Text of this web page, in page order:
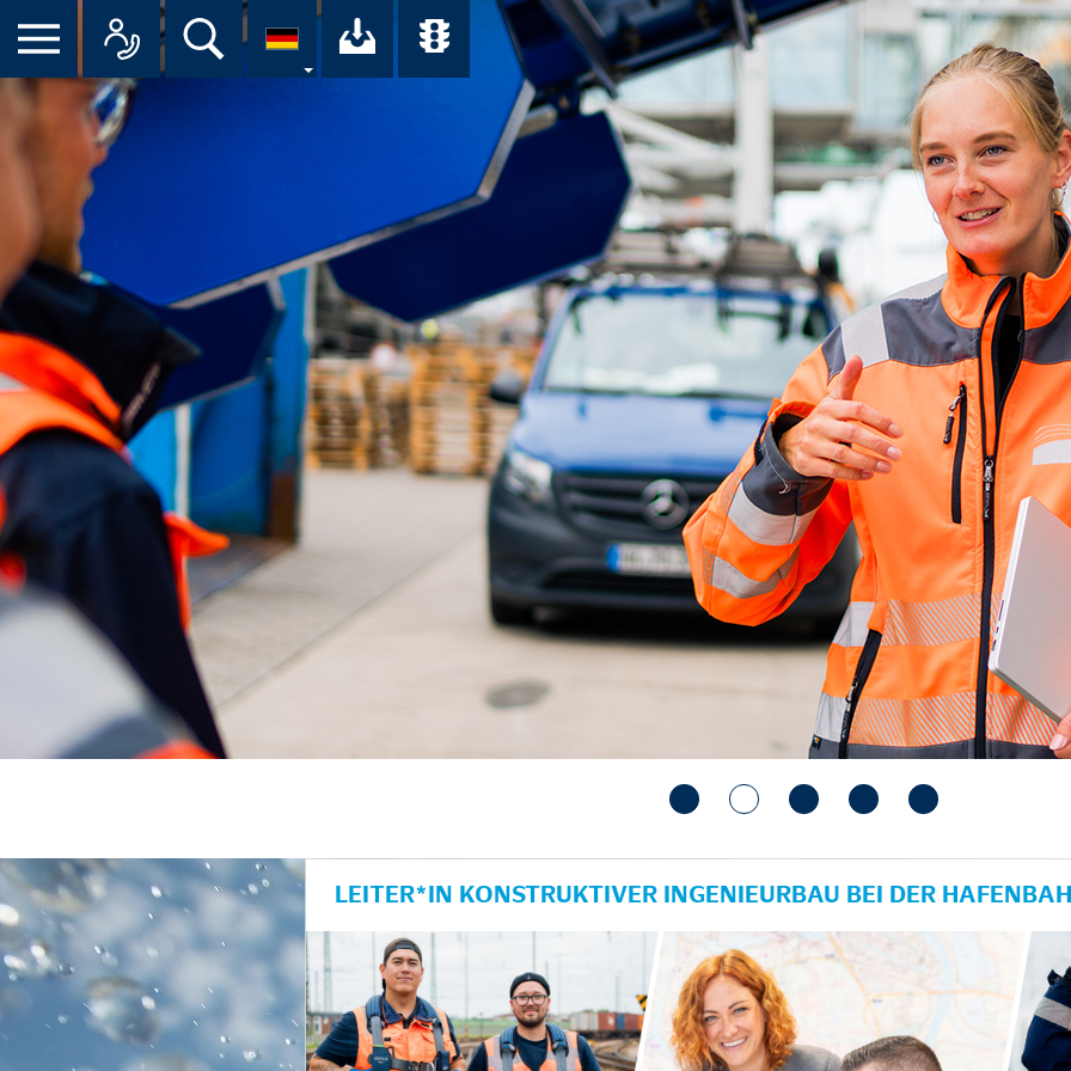
Suche Ihr Download-Center der HPA
Übersicht aller Verkehrsmeldungen im Hafen am
LEITER*IN KONSTRUKTIVER INGENIEURBAU BEI DER